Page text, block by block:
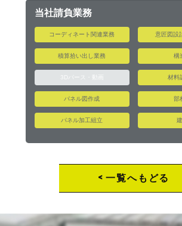
当社請負業務
コーディネート関連業務 意匠図設
積算拾い出し業務 構
3Dパース・動画 材料
パネル図作成 部
パネル加工組立
<一覧へもどる